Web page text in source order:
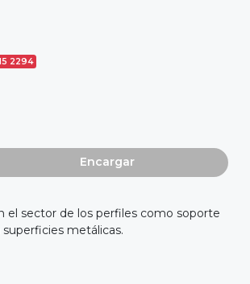
2294
Encargar
el sector de los perfiles como soporte
metálicas.